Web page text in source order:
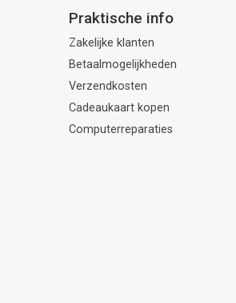
Praktische info
Zakelijke klanten
Betaalmogelijkheden
Verzendkosten
Cadeaukaart kopen
Computerreparaties